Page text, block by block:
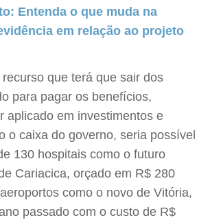
Entenda o que muda na
em relação ao projeto
que terá que sair dos
para pagar os benefícios,
aplicado em investimentos e
o caixa do governo, seria possível
130 hospitais como o futuro
Cariacica, orçado em R$ 280
como o novo de Vitória,
passado com o custo de R$